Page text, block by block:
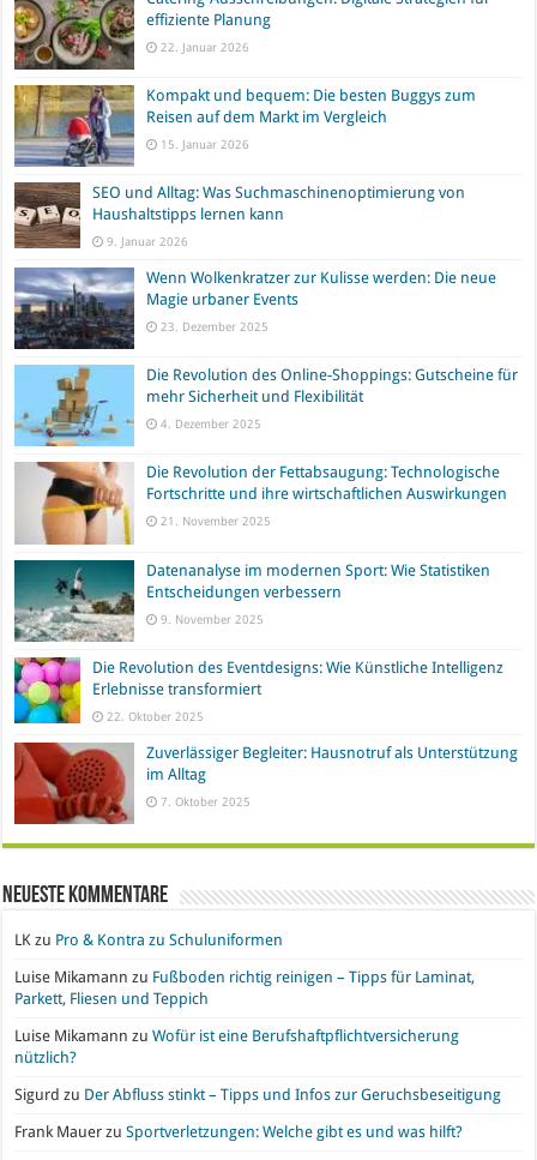
effiziente Planung
22. Januar 2026
Kompakt und bequem: Die besten Buggys zum
Reisen auf dem Markt im Vergleich
15. Januar 2026
SEO und Alltag: Was Suchmaschinenoptimierung von
Haushaltstipps lernen kann
9. Januar 2026
Wenn Wolkenkratzer zur Kulisse werden: Die neue
Magie urbaner Events
23. Dezember 2025
Die Revolution des Online-Shoppings: Gutscheine für
mehr Sicherheit und Flexibilität
4. Dezember 2025
Die Revolution der Fettabsaugung: Technologische
Fortschritte und ihre wirtschaftlichen Auswirkungen
21. November 2025
Datenanalyse im modernen Sport: Wie Statistiken
Entscheidungen verbessern
9. November 2025
Die Revolution des Eventdesigns: Wie Künstliche Intelligenz
Erlebnisse transformiert
22. Oktober 2025
Zuverlässiger Begleiter: Hausnotruf als Unterstützung
im Alltag
7. Oktober 2025
Neueste Kommentare
LK zu Pro & Kontra zu Schuluniformen
Luise Mikamann zu Fußboden richtig reinigen – Tipps für Laminat,
Parkett, Fliesen und Teppich
Luise Mikamann zuWofür ist eine Berufshaftpflichtversicherung
nützlich?
Sigurd zu Der Abfluss stinkt – Tipps und Infos zur Geruchsbeseitigung
Frank Mauer zuSportverletzungen: Welche gibt es und was hilft?